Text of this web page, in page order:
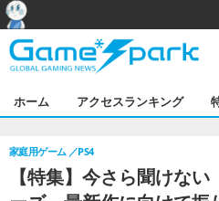
ホーム アクセスランキング
【特集】今さら聞けな
家庭用ゲーム PS4